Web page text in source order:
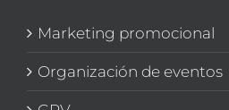
Marketing promocional
Organización de eventos